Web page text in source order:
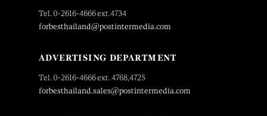
Tel. 0-2616-4666 ext.4734
forbesthailand@postintermedia.com
ADVERTISING DEPARTMENT
Tel. 0-2616-4666 ext. 4768,4725
forbesthailand.sales@postintermedia.com